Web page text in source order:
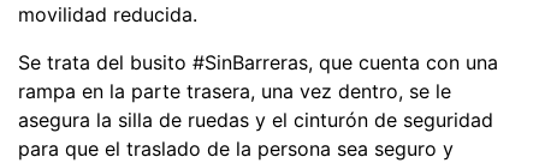
movilidad reducida.
Se trata del busito #SinBarreras, que cuenta con una
rampa en la parte trasera, una vez dentro, se le
asegura la silla de ruedas y el cinturón de seguridad
para que el traslado de la persona sea seguro y